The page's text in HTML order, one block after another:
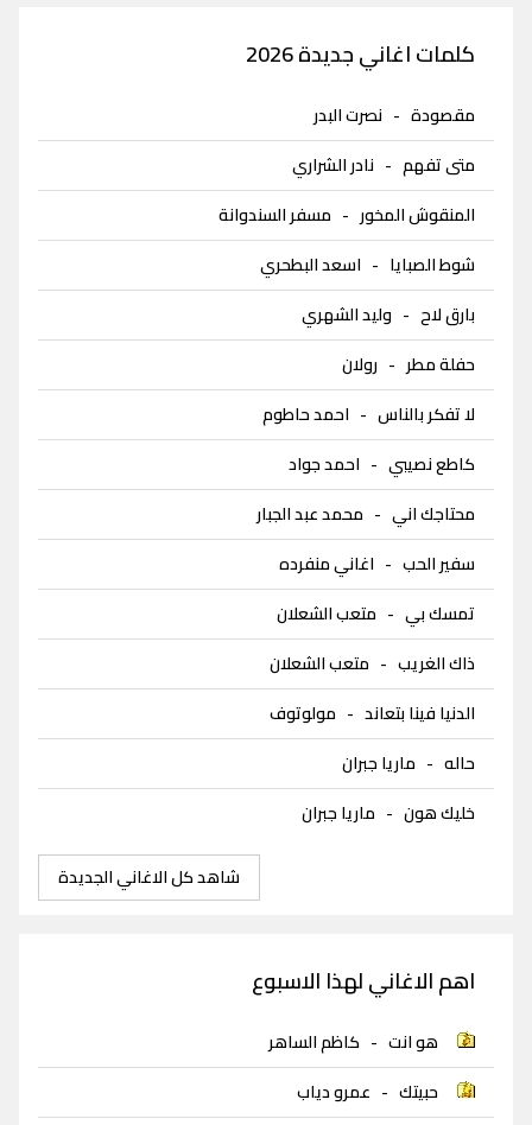
كلمات اغاني جديدة 2026
مقصودة - نصرت البدر
متى تفهم - نادر الشراري
المنقوش المخور- مسفر السندوانة
شوط الصبايا - اسعد البطحري
بارق لاح - وليد الشهري
حفلة مطر- رولان
لا تفكر بالناس - احمد حاطوم
كاطع نصيبي - احمد جواد
محتاجك اني - محمد عبد الجبار
سفير الحب - اغاني منفرده
تمسك بي - متعب الشعلان
ذاك الغريب - متعب الشعلان
الدنيا فينا بتعاند - مولوتوف
حاله - ماريا جبران
خليك هون - ماريا جبران
شاهد كل الاغاني الجديدة
اهم الاغاني لهذا الاسبوع
هو انت - كاظم الساهر
حبيتك - عمرو دياب